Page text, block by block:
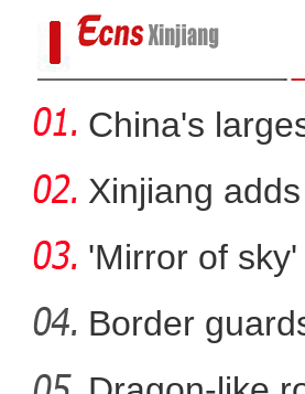
China's
storag
Xinjiang
cap
'Mirror of
Border